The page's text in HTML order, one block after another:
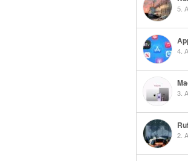
5.
4.
3.
2.